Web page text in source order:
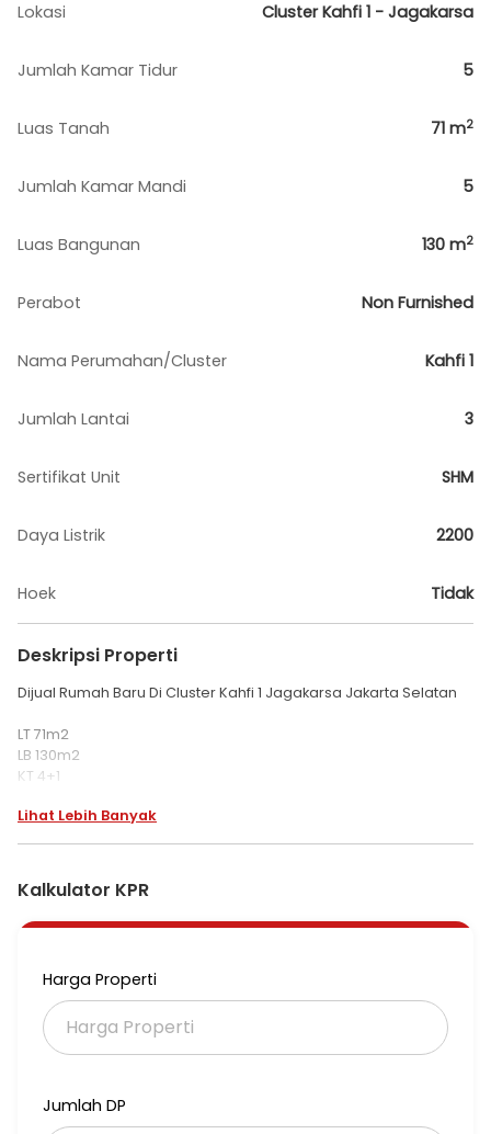
Lokasi Cluster Kahfi 1 - Jagakarsa
Jumlah Kamar Tidur 5
Luas Tanah 71 m2
Jumlah Kamar Mandi 5
Luas Bangunan 130 m2
Perabot Non Furnished
Nama Perumahan/Cluster Kahfi 1
Jumlah Lantai 3
Sertifikat Unit SHM
Daya Listrik 2200
Hoek Tidak
Deskripsi Properti
Dijual Rumah Baru Di Cluster Kahfi 1 Jagakarsa Jakarta Selatan
LT 71m2
LB 130m2
KT 4+1
Carport 2 mobil
SHM IMB PBB
Selling point
One gate sistem
Bangunan full bata merah
Harga 2.250M nego
Lihat Lebih Banyak
Kalkulator KPR
Harga Properti
Jumlah DP